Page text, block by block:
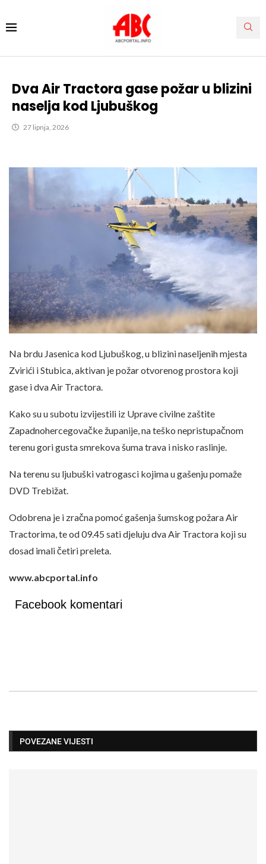
Dva Air Tractora gase požar u blizini
naselja kod Ljubuškog
27 lipnja, 2026
Na brdu Jasenica kod Ljubuškog, u blizini naseljenih mjesta
Zvirići i Stubica, aktivan je požar otvorenog prostora koji
gase i dva Air Tractora.
Kako su u subotu izvijestili iz Uprave civilne zaštite
Zapadnohercegovačke županije, na teško nepristupačnom
terenu gori gusta smrekova šuma trava i nisko raslinje.
Na terenu su ljubuški vatrogasci kojima u gašenju pomaže
DVD Trebižat.
Odobrena je i zračna pomoć gašenja šumskog požara Air
Tractorima, te od 09.45 sati djeluju dva Air Tractora koji su
dosad imali četiri preleta.
www.abcportal.info
Facebook komentari
POVEZANE VIJESTI